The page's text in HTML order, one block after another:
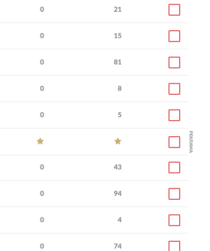
0 21
0 15
0 81
0 8
0 5
РЕКЛАМА
0 43
0 94
0 4
0 74